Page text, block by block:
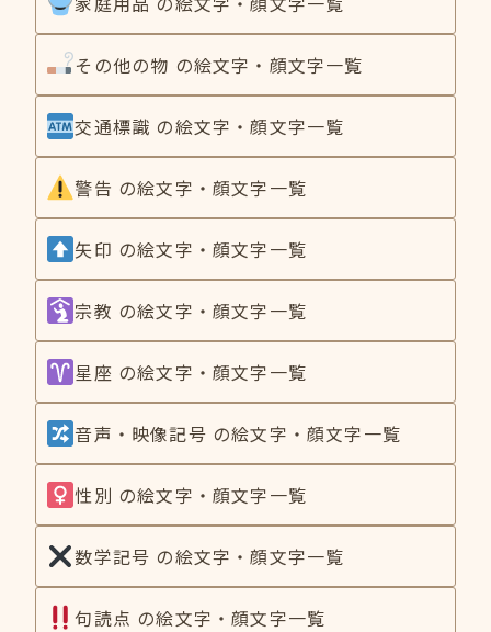
その他の物 の絵文字・顔文字一覧
交通標識 の絵文字・顔文字一覧
警告 の絵文字・顔文字一覧
矢印 の絵文字・顔文字一覧
宗教 の絵文字・顔文字一覧
星座 の絵文字・顔文字一覧
音声・映像記号 の絵文字・顔文字一覧
性別 の絵文字・顔文字一覧
数学記号 の絵文字・顔文字一覧
句読点 の絵文字・顔文字一覧